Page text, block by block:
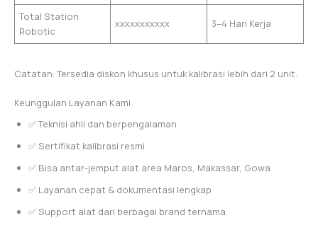
Total Station
Robotic
xxxxxxxxxxx 3–4 Hari Kerja
Catatan: Tersedia diskon khusus untuk kalibrasi lebih dari 2 unit.
Keunggulan Layanan Kami
✅ Teknisi ahli dan berpengalaman
✅ Sertifikat kalibrasi resmi
✅ Bisa antar-jemput alat area Maros, Makassar, Gowa
✅ Layanan cepat & dokumentasi lengkap
✅ Support alat dari berbagai brand ternama